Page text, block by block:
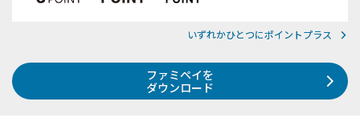
いずれかひとつにポイントプラス
ファミペイを
ダウンロード